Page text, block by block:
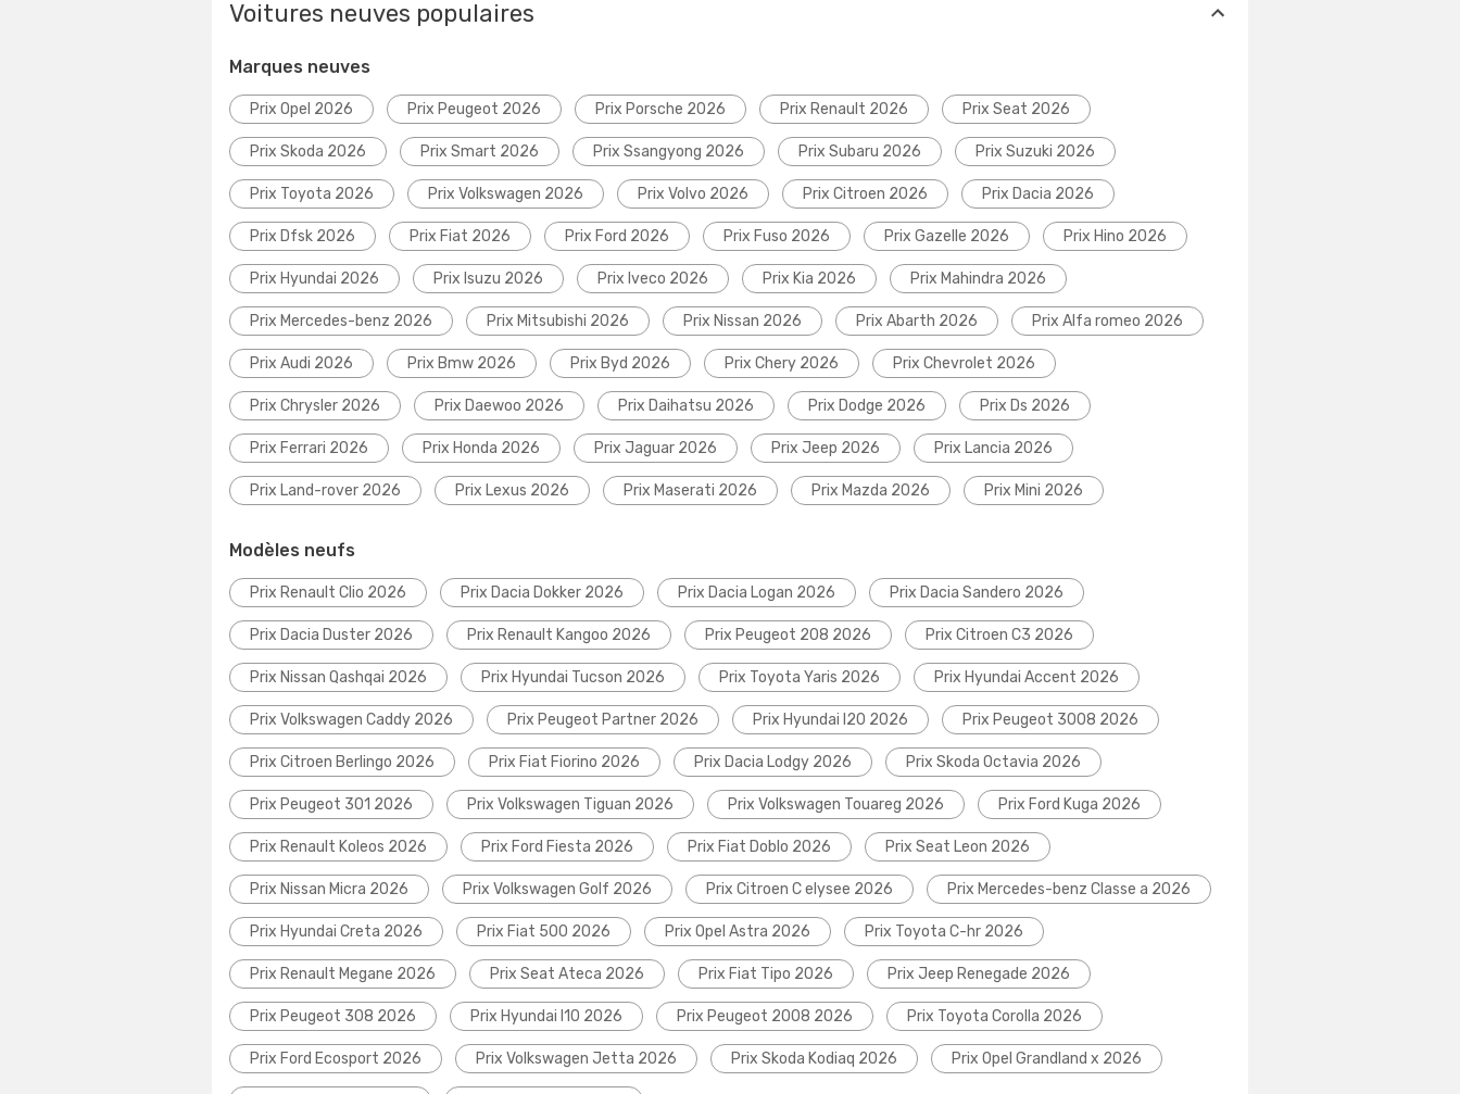
Voitures neuves populaires
Marques neuves
Prix Opel 2026 Prix Peugeot 2026 Prix Porsche 2026 Prix Renault 2026 Prix Seat 2026
Prix Skoda 2026 Prix Smart 2026 Prix Ssangyong 2026 Prix Subaru 2026 Prix Suzuki 2026
Prix Toyota 2026 Prix Volkswagen 2026 Prix Volvo 2026 Prix Citroen 2026 Prix Dacia 2026
Prix Dfsk 2026 Prix Fiat 2026 Prix Ford 2026 Prix Fuso 2026 Prix Gazelle 2026 Prix Hino 2026
Prix Hyundai 2026 Prix Isuzu 2026 Prix Iveco 2026 Prix Kia 2026 Prix Mahindra 2026
Prix Mercedes-benz 2026 Prix Mitsubishi 2026 Prix Nissan 2026 Prix Abarth 2026 Prix Alfa romeo 2026
Prix Audi 2026 Prix Bmw 2026 Prix Byd 2026 Prix Chery 2026 Prix Chevrolet 2026
Prix Chrysler 2026 Prix Daewoo 2026 Prix Daihatsu 2026 Prix Dodge 2026 Prix Ds 2026
Prix Ferrari 2026 Prix Honda 2026 Prix Jaguar 2026 Prix Jeep 2026 Prix Lancia 2026
Prix Land-rover 2026 Prix Lexus 2026 Prix Maserati 2026 Prix Mazda 2026 Prix Mini 2026
Modèles neufs
Prix Renault Clio 2026 Prix Dacia Dokker 2026 Prix Dacia Logan 2026 Prix Dacia Sandero 2026
Prix Dacia Duster 2026 Prix Renault Kangoo 2026 Prix Peugeot 208 2026 Prix Citroen C3 2026
Prix Nissan Qashqai 2026 Prix Hyundai Tucson 2026 Prix Toyota Yaris 2026 Prix Hyundai Accent 2026
Prix Volkswagen Caddy 2026 Prix Peugeot Partner 2026 Prix Hyundai I20 2026 Prix Peugeot 3008 2026
Prix Citroen Berlingo 2026 Prix Fiat Fiorino 2026 Prix Dacia Lodgy 2026 Prix Skoda Octavia 2026
Prix Peugeot 301 2026 Prix Volkswagen Tiguan 2026 Prix Volkswagen Touareg 2026 Prix Ford Kuga 2026
Prix Renault Koleos 2026 Prix Ford Fiesta 2026 Prix Fiat Doblo 2026 Prix Seat Leon 2026
Prix Nissan Micra 2026 Prix Volkswagen Golf 2026 Prix Citroen C elysee 2026 Prix Mercedes-benz Classe a 2026
Prix Hyundai Creta 2026 Prix Fiat 500 2026 Prix Opel Astra 2026 Prix Toyota C-hr 2026
Prix Renault Megane 2026 Prix Seat Ateca 2026 Prix Fiat Tipo 2026 Prix Jeep Renegade 2026
Prix Peugeot 308 2026 Prix Hyundai I10 2026 Prix Peugeot 2008 2026 Prix Toyota Corolla 2026
Prix Ford Ecosport 2026 Prix Volkswagen Jetta 2026 Prix Skoda Kodiaq 2026 Prix Opel Grandland x 2026